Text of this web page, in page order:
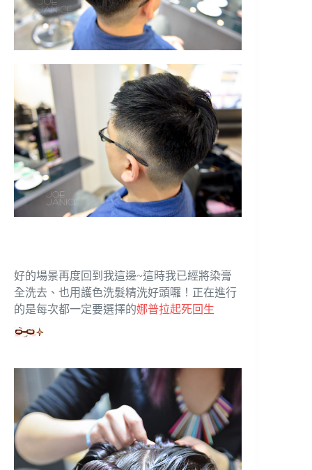
好的場景再度回到我這邊~這時我已經將染膏
全洗去、也用護色洗髮精洗好頭囉！正在進行
的是每次都一定要選擇的娜普拉起死回生